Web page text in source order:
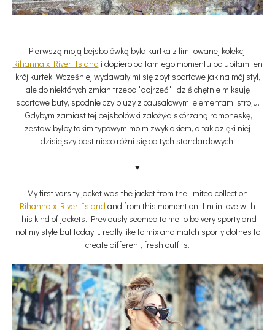
Pierwszą moją bejsbolówką była kurtka z limitowanej kolekcji
Rihanna x River Island i dopiero od tamtego momentu polubiłam ten
krój kurtek. Wcześniej wydawały mi się zbyt sportowe jak na mój styl,
ale do niektórych zmian trzeba "dojrzeć" i dziś chętnie miksuję
sportowe buty, spodnie czy bluzy z causalowymi elementami stroju.
Gdybym zamiast tej bejsbolówki założyła skórzaną ramoneskę,
zestaw byłby takim typowym moim zwyklakiem, a tak dzięki niej
dzisiejszy post nieco różni się od tych standardowych.
♥
My first varsity jacket was the jacket from the limited collection
Rihanna x River Island and from this moment on I'm in love with
this kind of jackets. Previously seemed to me to be very sporty and
not my style but today I really like to mix and match sporty clothes to
create different, fresh outfits.